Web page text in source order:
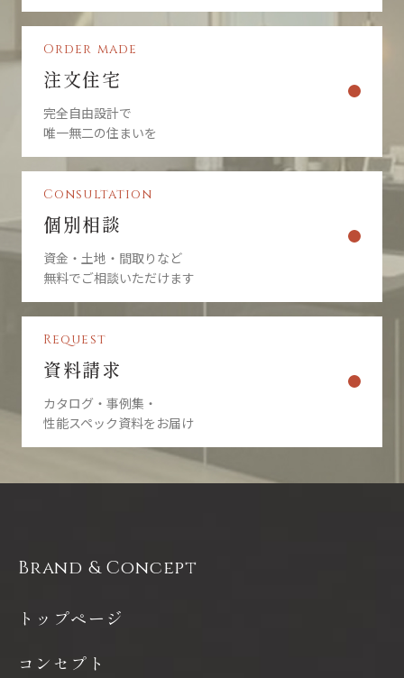
サイトに当社の広告を配信することがあります。Google広告または、
Googleを含む第三者配信事業者による Cookieの使用を無効にできま
す。
当社ホームページの内容、テキスト、画像等の無断転載・無断使用を
固く禁じます。
当社のホームページ上の文書（商品画像情報等含む）に関する著作権
属します。本ホームページをご利用いただく際には、非営利目的およ
びお客様内部の使用に限り、これらの文書を複製することができま
す。
文書に当社の著作権の表示がされている場合は、当該著作権の表示を
付したまま複製していただくことが必要です。営利目的による複製、
免責事項
います）の運営にあたり、下記の各条項に定める事項については、免
本サイトをご利用のお客様（以下、単に「お客様」といいます）は、
本免責事項の内容をご承諾頂いたものと見なしますので、ご了承くだ
本サイトに掲載する情報には充分に注意を払っていますが、その内容
す。
当社は、本サイトにおける各種サービスまたは各種情報の提供または
関連して発生したお客様または第三者の損害について、一切の責任を
負わないものとします。情報の閲覧やサービスの提供を受けるにあた
Order made
注文住宅
完全自由設計で
唯一無二の住まいを
Consultation
個別相談
資金・土地・間取りなど
無料でご相談いただけます
Request
資料請求
カタログ・事例集・
性能スペック資料をお届け
Brand & Concept
トップページ
コンセプト